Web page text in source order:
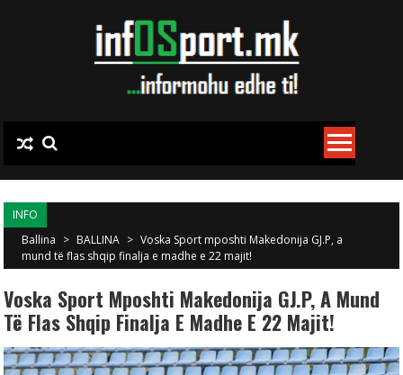
INFO
Ballina > BALLINA > Voska Sport mposhti Makedonija GJ.P, a
mund të flas shqip finalja e madhe e 22 majit!
Voska Sport Mposhti Makedonija GJ.P, A Mund
Të Flas Shqip Finalja E Madhe E 22 Majit!